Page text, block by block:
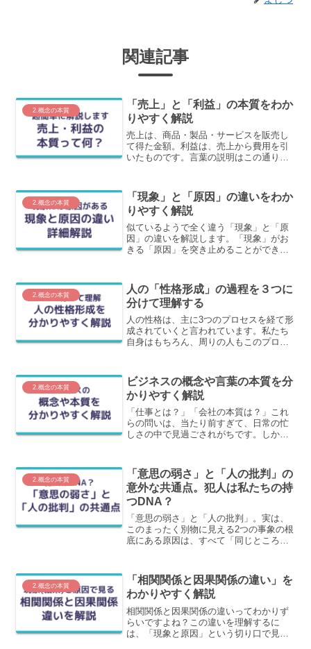
関連記事
2.概念の本質
「売上」と「利益」の本質をわか
りやすく解説
売上は、商品・製品・サービスを販売し
て得た金額。利益は、売上から費用を引
いたものです。言葉の説明はこの通りで
で、売上と利益の本質をわかりやすく解
説します。
2.概念の本質
「現象」と「原因」の違いをわか
りやすく解説
似ているようで全く違う「現象」と「原
因」の違いを解説します。「現象」がお
きる「原因」を突き止めることができる
に現象の対策をしていると対処療法にし
かならないです。
2.概念の本質
人の「性格形成」の過程を３つに
分けて理解する
人の性格は、主に3つのプロセスを経て形
成されていくと言われています。私たち
自身はもちろん、周りの人もこのプロセ
ついてわかりやすく解説します。
2.概念の本質
ビジネスの概念や言葉の本質を分
かりやすく解説
「仕事とは？」「会社の本質は？」これ
らの問いは、当たり前すぎて、日常の忙
しさの中で見過ごされがちです。しか
ながります。この記事では、最初におさ
えておきたいことをまとめて解説してい
ます。
2.概念の本質
「意思の弱さ」と「人の批判」の
意外な共通点。犯人は私たちの持
つDNA？
「意思の弱さ」と「人の批判」。実は、
このまったく別物に見える2つの事象の根
底にある原因は、すべて「同じところ」
をわかりやすく解説しています。
2.概念の本質
「相関関係と因果関係の違い」を
わかりやすく解説
相関関係と因果関係の違いってわかりず
らいですよね？この違いを理解するに
は、「現象と原因」という切り口で見る